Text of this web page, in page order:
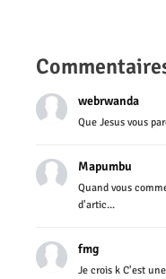
webrwanda
Que Jesus vous
Mapumbu
Quand vous
d'artic...
fmg
Je crois k C'est